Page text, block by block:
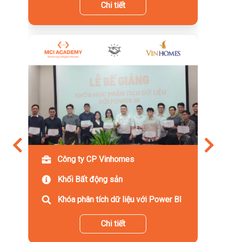
Chi tiết
Công ty CP Vinhomes
Khối Bất động sản
Khóa phân tích dữ liệu với Power BI
Chi tiết